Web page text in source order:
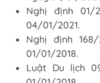
Nghị định 01/
04/01/2021.
Nghị định
01/01/2018.
Luật Du lịch